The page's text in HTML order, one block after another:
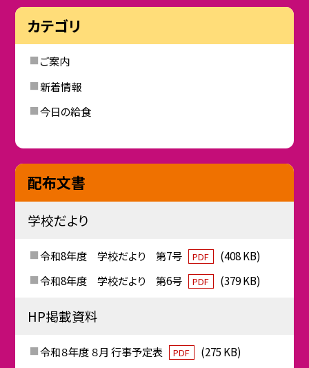
カテゴリ
ご案内
新着情報
今日の給食
配布文書
学校だより
令和8年度 学校だより 第7号 PDF
(408 KB)
令和8年度 学校だより 第6号
PDF (379 KB)
HP掲載資料
令和８年度 ８月 行事予定表 PDF
(275 KB)